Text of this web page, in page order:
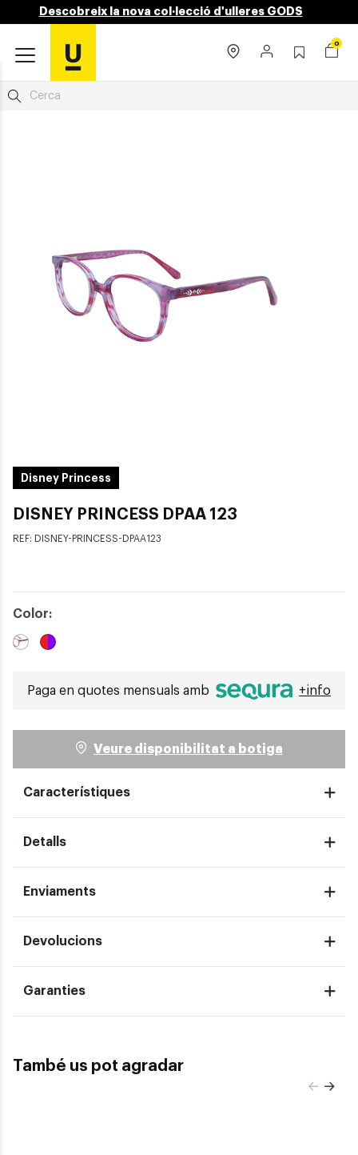
Descobreix la nova col·lecció d'ulleres GODS
0
Disney Princess
DISNEY PRINCESS DPAA 123
REF: DISNEY-PRINCESS-DPAA123
Color:
Paga en quotes mensuals amb +info
Veure disponibilitat a botiga
Característiques
Detalls
Enviaments
Devolucions
Garanties
També us pot agradar